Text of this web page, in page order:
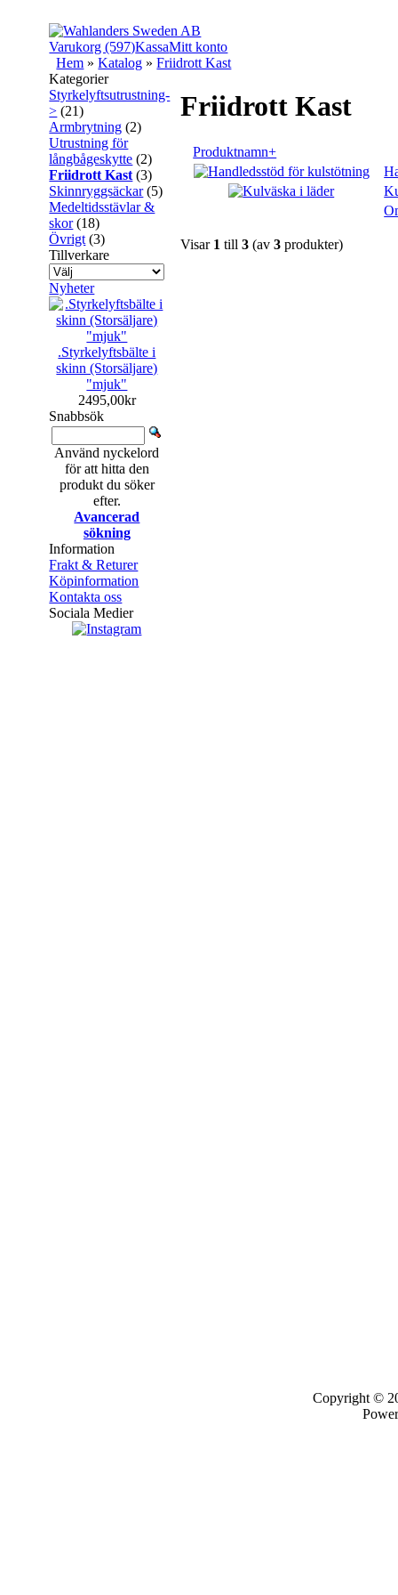
Varukorg (597)KassaMitt konto
Hem »Katalog »Friidrott Kast
Friidrott Kast
Produktnamn+
Visar 1 till3 (av3 produkter)
Kategorier
Styrkelyftsutrustning-
> (21)
Armbrytning (2)
Utrustning för
långbågeskytte (2)
Friidrott Kast (3)
Skinnryggsäckar(5)
Medeltidsstävlar &
skor(18)
Övrigt (3)
Tillverkare
Nyheter
.Styrkelyftsbälte i
skinn (Storsäljare)
"mjuk"
2495,00kr
Snabbsök
Använd nyckelord
för att hitta den
produkt du söker
efter.
Avancerad
sökning
Information
Frakt & Returer
Köpinformation
Kontakta oss
Sociala Medier
Copyright ©